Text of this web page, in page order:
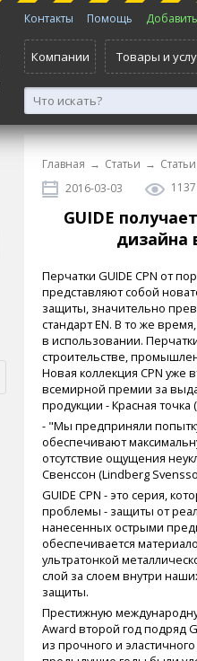
Контакты Помощь
Компании Товары и
Главная → Статьи →
2016-03-03
GUIDE
дизайна
Перчатки GUIDE CPN от
представляют собой
защиты, значительно
стандарт EN. В то же
в использовании.
строительстве,
Новая коллекция CPN уже
всемирной премии за
продукции - Красная
- "Мы предприняли
обеспечивают
отсутствие ощущения
Свенссон (Lindberg
GUIDE CPN - это серия,
проблемы - защиты от
нанесенных острыми
обеспечивается
ультратонкой
слой за слоем внутри
защиты.
Престижную
Award второй год подряд
из прочного и